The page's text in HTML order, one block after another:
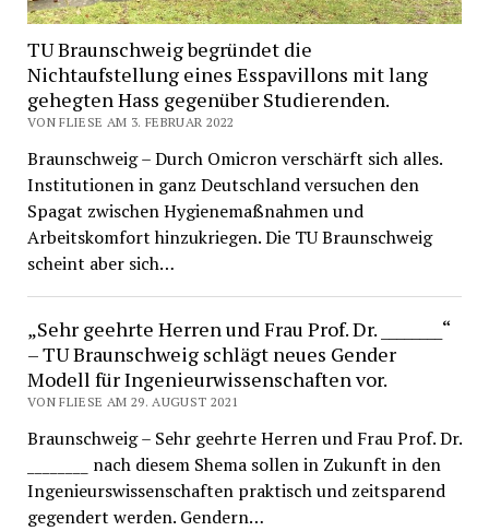
TU Braunschweig begründet die
Nichtaufstellung eines Esspavillons mit lang
gehegten Hass gegenüber Studierenden.
VON FLIESE AM 3. FEBRUAR 2022
Braunschweig – Durch Omicron verschärft sich alles.
Institutionen in ganz Deutschland versuchen den
Spagat zwischen Hygienemaßnahmen und
Arbeitskomfort hinzukriegen. Die TU Braunschweig
scheint aber sich…
„Sehr geehrte Herren und Frau Prof. Dr. ________“
– TU Braunschweig schlägt neues Gender
Modell für Ingenieurwissenschaften vor.
VON FLIESE AM 29. AUGUST 2021
Braunschweig – Sehr geehrte Herren und Frau Prof. Dr.
________ nach diesem Shema sollen in Zukunft in den
Ingenieurswissenschaften praktisch und zeitsparend
gegendert werden. Gendern…